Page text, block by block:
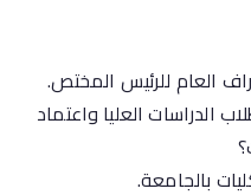
العام للرئيس المختص.
الدراسات العليا واعتماد
بالجامعة.